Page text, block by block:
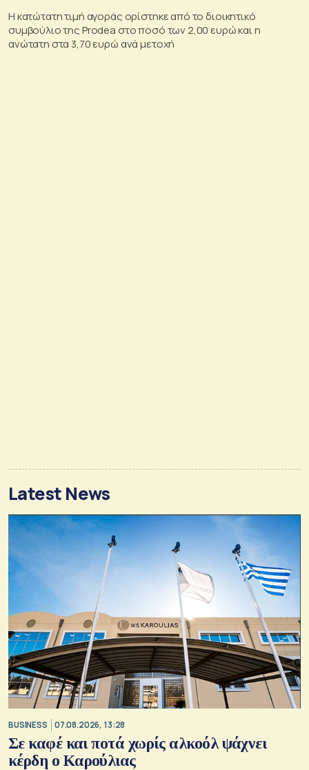
Η κατώτατη τιμή αγοράς ορίστηκε από το διοικητικό
συμβούλιο της Prodea στο ποσό των 2,00 ευρώ και η
ανώτατη στα 3,70 ευρώ ανά μετοχή
Latest News
BUSINESS 07.08.2026, 13:28
Σε καφέ και ποτά χωρίς αλκοόλ ψάχνει
κέρδη ο Καρούλιας